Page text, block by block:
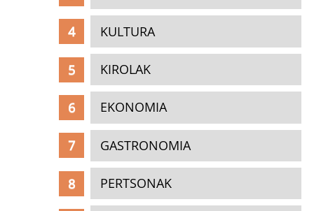
KULTURA
KIROLAK
EKONOMIA
GASTRONOMIA
PERTSONAK